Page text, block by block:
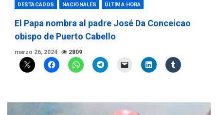
DESTACADOS NACIONALES ÚLTIMA HORA
El Papa nombra al padre José Da Conceicao
obispo de Puerto Cabello
marzo 26, 2024 2809